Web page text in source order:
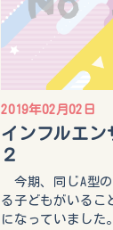
2019年02月02日
インフルエ
２
今期、同じA型
る子どもがいるこ
になっていました